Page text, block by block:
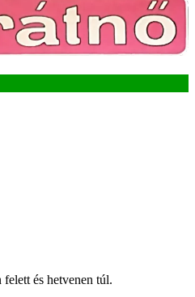
és hetvenen túl.